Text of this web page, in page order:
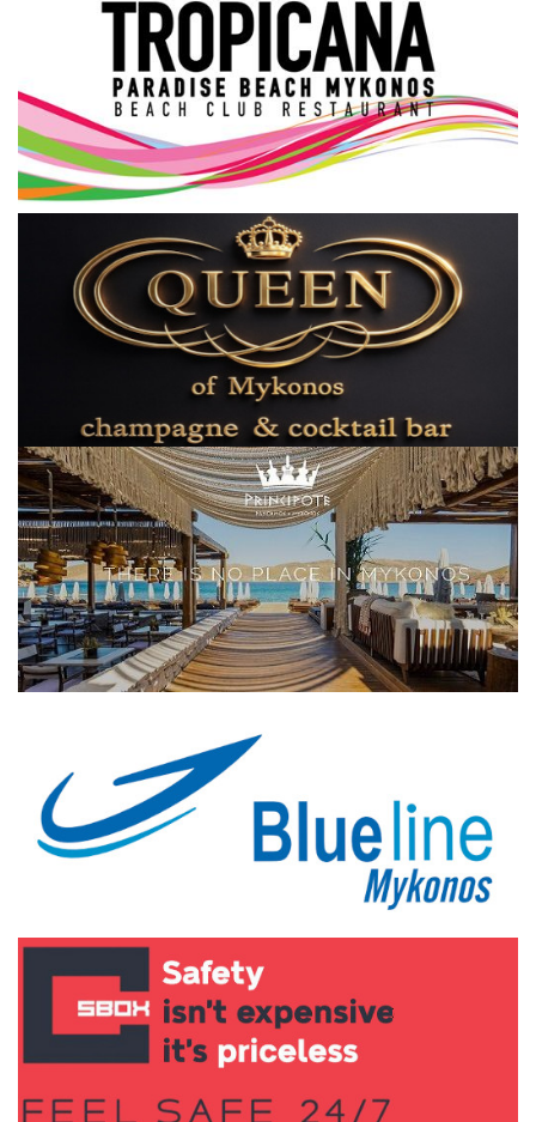
Σεβασμιώτατος Δωρόθεος Β’
Cost Of Living Crisis
Opinion + Analysis
L’Art des Sens
Local Elections 2023
Elections 2023
Γλώσσα
Ελληνικά English